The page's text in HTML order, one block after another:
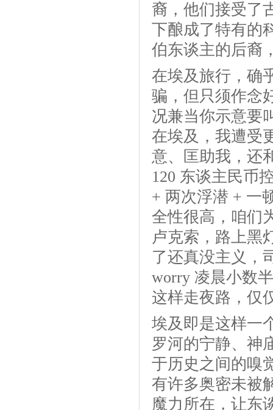
裔，他们接受了
下酿成了特有的
伯东谈主的后裔
在埃及旅行，确
骗，但只须作念
况兼当你示意要
在埃及，我遭受
意、匡助我，还
120 东谈主民币
+ 两次浮潜 + 一
全性很高，咱们
卢克索，路上黑
了还真没主义，
worry 凌晨小数
这样走夜路，仅
埃及即是这样一
罗河的宁静、神
于历史之间的嗅
有许多奥密未被
魔力所在，让东